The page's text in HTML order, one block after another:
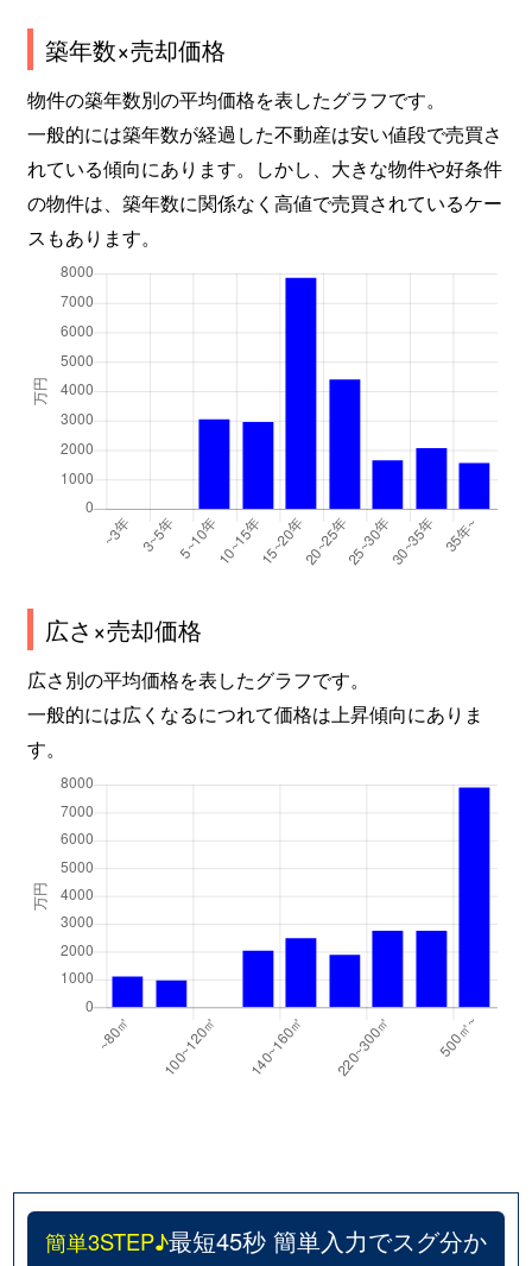
築年数×売却価格
物件の築年数別の平均価格を表したグラフです。
一般的には築年数が経過した不動産は安い値段で売買さ
れている傾向にあります。しかし、大きな物件や好条件
の物件は、築年数に関係なく高値で売買されているケー
スもあります。
広さ×売却価格
広さ別の平均価格を表したグラフです。
一般的には広くなるにつれて価格は上昇傾向にありま
す。
簡単3STEP♪最短45秒 簡単入力でスグ分か